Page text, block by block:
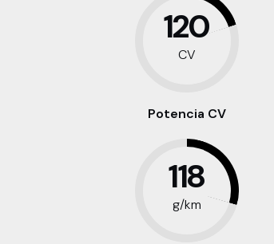
120
CV
Potencia CV
118
g/km